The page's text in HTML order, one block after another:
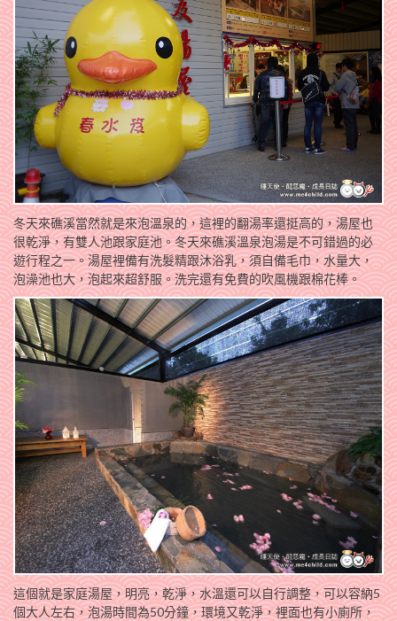
冬天來礁溪當然就是來泡溫泉的，這裡的翻湯率還挺高的，湯屋也
很乾淨，有雙人池跟家庭池。冬天來礁溪溫泉泡湯是不可錯過的必
遊行程之一。湯屋裡備有洗髮精跟沐浴乳，須自備毛巾，水量大，
泡澡池也大，泡起來超舒服。洗完還有免費的吹風機跟棉花棒。
這個就是家庭湯屋，明亮，乾淨，水溫還可以自行調整，可以容納5
個大人左右，泡湯時間為50分鐘，環境又乾淨，裡面也有小廁所，